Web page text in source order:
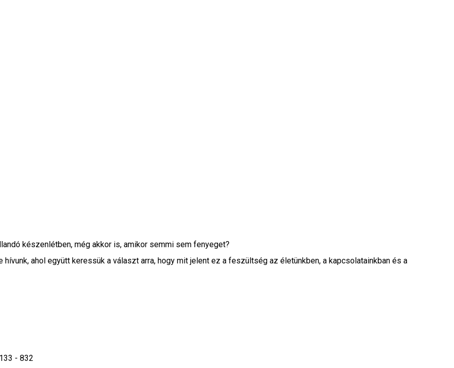
készenlétben, még akkor is, amikor semmi sem fenyeget?
ahol együtt keressük a választ arra, hogy mit jelent ez a feszültség az életünkben, a kapcsolatainkban és a
- 832